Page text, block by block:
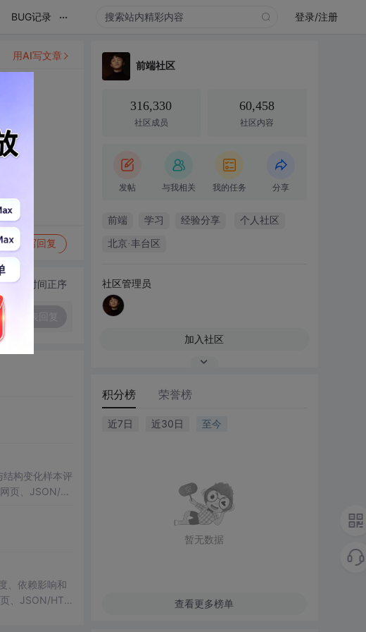
BUG记录 ... 登录/注册
写回复
用AI写文章
换为时间正序
构变化样本评
页、JSON/H
直接运行，零
、依赖影响和
、JSON/HTM
前端社区
316,330
社区成员
60,458
社区内容
发帖 与我相关 我的任务 分享
前端 学习 经验分享 个人社区
北京·丰台区
社区管理员
加入社区
积分榜 荣誉榜
近7日 近30日 至今
暂无数据
查看更多榜单